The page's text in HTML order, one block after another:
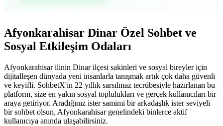
Afyonkarahisar Dinar Özel Sohbet ve
Sosyal Etkileşim Odaları
Afyonkarahisar ilinin Dinar ilçesi sakinleri ve sosyal bireyler için
dijitalleşen dünyada yeni insanlarla tanışmak artık çok daha güvenli
ve keyifli. SohbetX'in 22 yıllık sarsılmaz tecrübesiyle hazırlanan bu
platform, size en yakın sosyal toplulukları ve gerçek kullanıcıları bir
araya getiriyor. Aradığınız ister samimi bir arkadaşlık ister seviyeli
bir sohbet olsun, Afyonkarahisar genelindeki binlerce aktif
kullanıcıya anında ulaşabilirsiniz.